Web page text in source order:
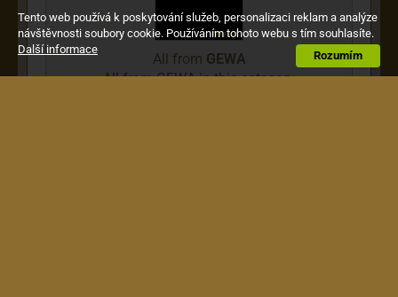
All from GEWA
All from GEWA in this category
Tento web používá k poskytování služeb, personalizaci reklam a analýze
návštěvnosti soubory cookie. Používáním tohoto webu s tím souhlasíte.
Rozumím
Další informace